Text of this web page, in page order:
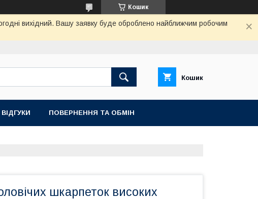
Кошик
вихідний. Вашу заявку буде оброблено найближчим робочим
Кошик
ВIДГУКИ ПОВЕРНЕННЯ ТА ОБМIН
шкарпеток високих